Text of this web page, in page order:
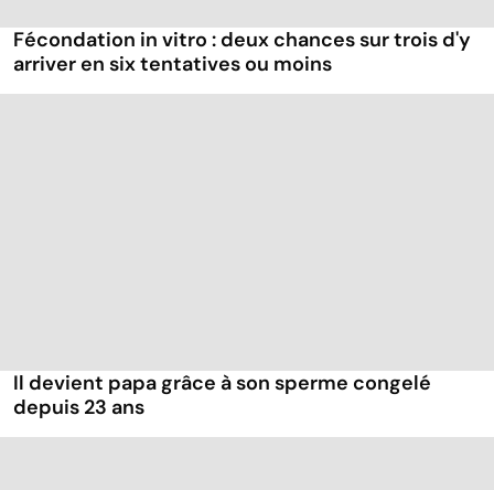
Fécondation in vitro : deux chances sur trois d'y
arriver en six tentatives ou moins
Il devient papa grâce à son sperme congelé
depuis 23 ans